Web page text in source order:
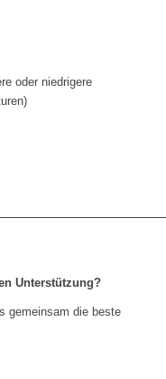
oder niedrigere
Unterstützung?
gemeinsam die beste